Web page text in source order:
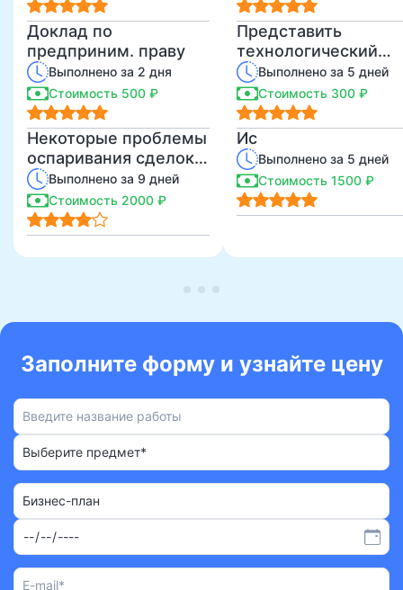
Доклад по
предприним. праву
Выполнено за 2 дня
Стоимость 500 ₽
Некоторые проблемы
оспаривания сделок
должника в
процедуре
банкротства
Выполнено за 9 дней
Стоимость 2000 ₽
Представить
технологический
проект изучения
одной из тем по
своему предмету
Выполнено за 5 дней
Стоимость 300 ₽
Ис
Выполнено за 5 дней
Стоимость 1500 ₽
Заполните форму и узнайте цену
Выберите предмет*
Бизнес-план